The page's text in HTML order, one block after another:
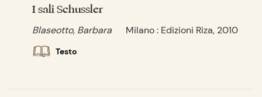
I sali Schussler
Blaseotto, Barbara Milano : Edizioni Riza, 2010
Testo